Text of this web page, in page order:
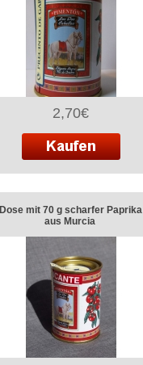
2,70€
Dose mit 70 g scharfer Paprika
aus Murcia